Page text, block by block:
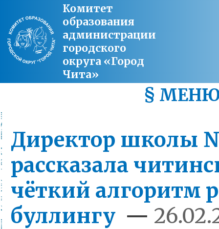
Комитет
образования
администрации
городского
округа «Город
Чита»
§
Директор школы
рассказала
чёткий алгоритм
буллингу —